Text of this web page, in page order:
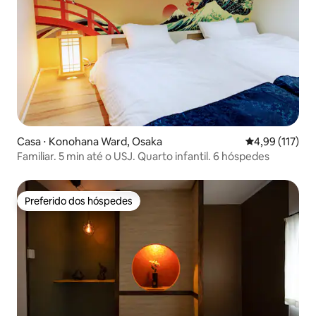
Casa ⋅ Konohana Ward, Osaka 4,99 de uma
4,99 (117)
Familiar. 5 min até o USJ. Quarto infantil. 6 hóspedes
Preferido dos hóspedes
Preferido dos hóspedes